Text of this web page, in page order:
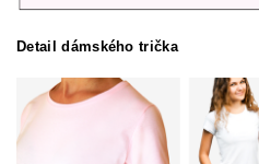
Detail dámského trička